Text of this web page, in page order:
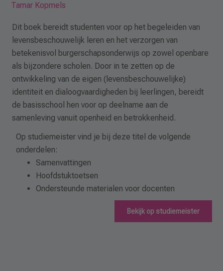
Tamar Kopmels
Dit boek bereidt studenten voor op het begeleiden van
levensbeschouwelijk leren en het verzorgen van
betekenisvol burgerschapsonderwijs op zowel openbare
als bijzondere scholen. Door in te zetten op de
ontwikkeling van de eigen (levensbeschouwelijke)
identiteit en dialoogvaardigheden bij leerlingen, bereidt
de basisschool hen voor op deelname aan de
samenleving vanuit openheid en betrokkenheid.
Op studiemeister vind je bij deze titel de volgende
onderdelen:
Samenvattingen
Hoofdstuktoetsen
Ondersteunde materialen voor docenten
Bekijk op studiemeister